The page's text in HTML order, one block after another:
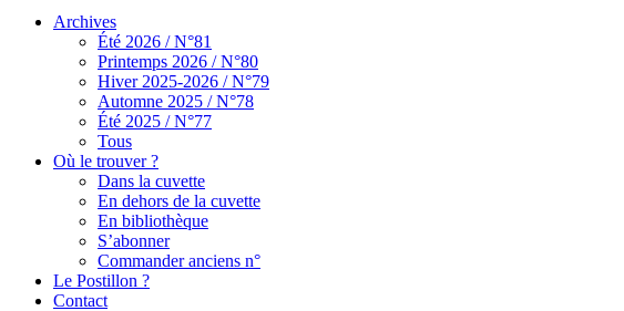
Archives
Été 2026 / N°81
Printemps 2026 / N°80
Hiver 2025-2026 / N°79
Automne 2025 / N°78
Été 2025 / N°77
Tous
Où le trouver ?
Dans la cuvette
En dehors de la cuvette
En bibliothèque
S’abonner
Commander anciens n°
Le Postillon ?
Contact